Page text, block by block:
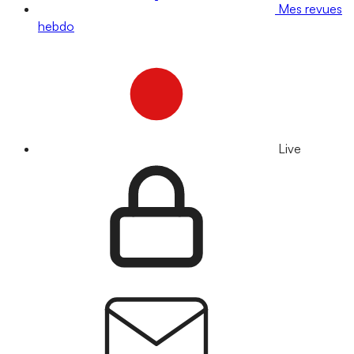
Mes revues
hebdo
Live